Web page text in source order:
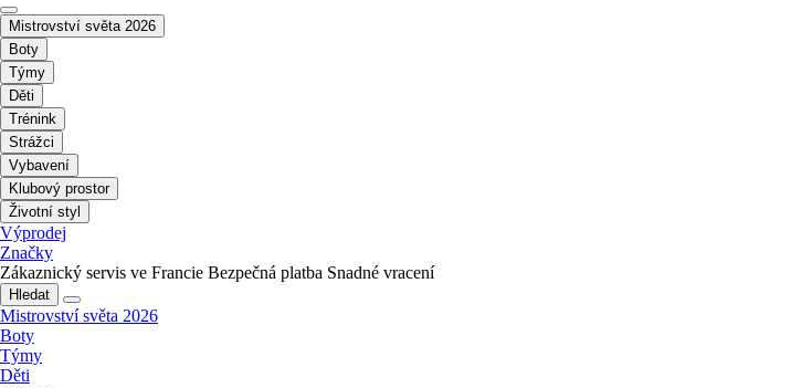
Mistrovství světa 2026
Boty
Týmy
Děti
Trénink
Strážci
Vybavení
Klubový prostor
Životní styl
Výprodej
Značky
Zákaznický servis ve Francie Bezpečná platba Snadné vracení
Hledat
Mistrovství světa 2026
Boty
Týmy
Děti